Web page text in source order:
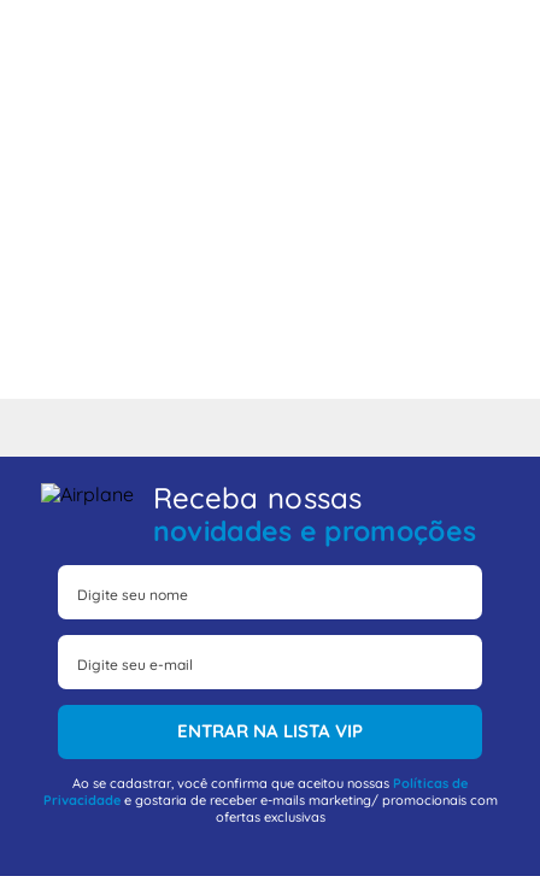
Receba nossas
novidades e promoções
ENTRAR NA LISTA VIP
Ao se cadastrar, você confirma que aceitou nossas Políticas de
Privacidadee gostaria de receber e-mails marketing/ promocionais com
ofertas exclusivas